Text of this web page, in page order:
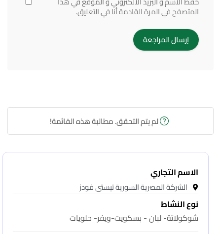
المتصفح في المرة القادمة أنا في التعليق.
لم يتم التحقق. مطالبة هذه القائمة!
الاسم التجاري
الشركة المصرية السورية تيستى فودز
نوع النشاط
شوكولاتة- لبان - بسكويت-ويفر- حلويات